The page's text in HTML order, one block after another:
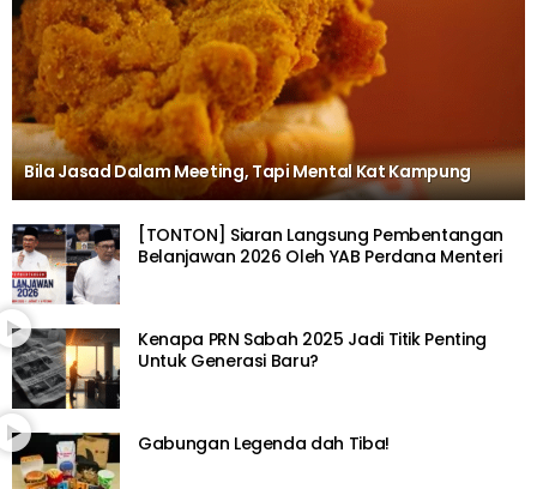
Bila Jasad Dalam Meeting, Tapi Mental Kat Kampung
[TONTON] Siaran Langsung Pembentangan
Belanjawan 2026 Oleh YAB Perdana Menteri
Kenapa PRN Sabah 2025 Jadi Titik Penting
Untuk Generasi Baru?
Gabungan Legenda dah Tiba!